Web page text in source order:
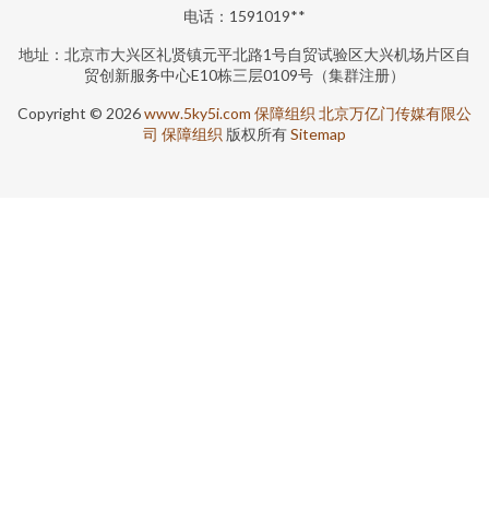
电话：1591019**
地址：北京市大兴区礼贤镇元平北路1号自贸试验区大兴机场片区自
贸创新服务中心E10栋三层0109号（集群注册）
Copyright © 2026www.5ky5i.com 保障组织 北京万亿门传媒有限公
司 保障组织 版权所有Sitemap